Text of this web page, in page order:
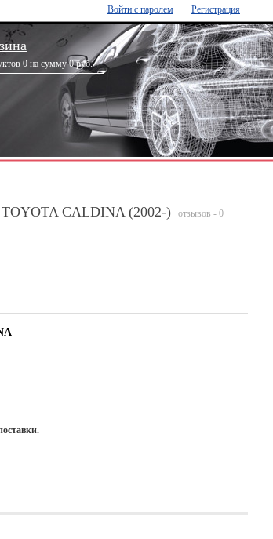
Войти с паролем Регистрация
0 на сумму 0 руб.
TOYOTA CALDINA (2002-)
отзывов - 0